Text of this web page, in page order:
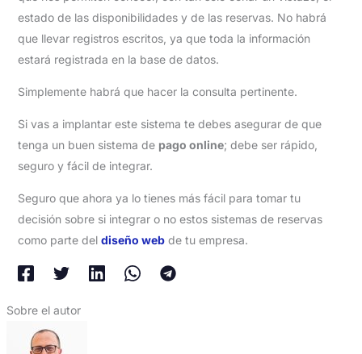
estado de las disponibilidades y de las reservas. No habrá
que llevar registros escritos, ya que toda la información
estará registrada en la base de datos.
Simplemente habrá que hacer la consulta pertinente.
Si vas a implantar este sistema te debes asegurar de que
tenga un buen sistema de pago online; debe ser rápido,
seguro y fácil de integrar.
Seguro que ahora ya lo tienes más fácil para tomar tu
decisión sobre si integrar o no estos sistemas de reservas
como parte del diseño webde tu empresa.
Sobre el autor